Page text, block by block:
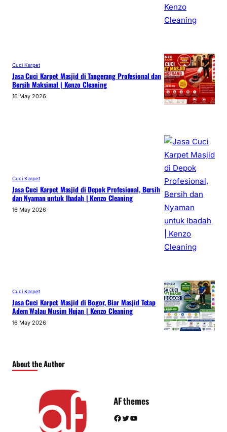
Cuci Karpet
Jasa Cuci Karpet Masjid di Tangerang Profesional dan
Bersih Maksimal | Kenzo Cleaning
16 May 2026
Cuci Karpet
Jasa Cuci Karpet Masjid di Depok Profesional, Bersih
dan Nyaman untuk Ibadah | Kenzo Cleaning
16 May 2026
Cuci Karpet
Jasa Cuci Karpet Masjid di Bogor, Biar Masjid Tetap
Adem Walau Musim Hujan | Kenzo Cleaning
16 May 2026
About the Author
AF themes
Facebook Twitter YouTube